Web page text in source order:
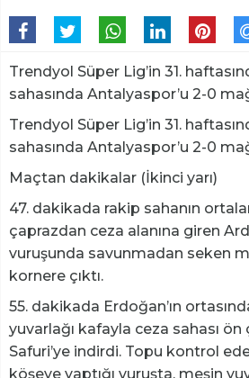
Trendyol Süper Lig’in 31.
sahasında Antalyaspor’u 2-0
Trendyol Süper Lig’in 31.
sahasında Antalyaspor’u 2-0
Maçtan dakikalar (İkinci yarı)
47. dakikada rakip sahanın
çaprazdan ceza alanına giren
vuruşunda savunmadan seken
kornere çıktı.
55. dakikada Erdoğan’ın
yuvarlağı kafayla ceza sahası
Safuri’ye indirdi. Topu kontrol
köşeye yaptığı vuruşta, meşin